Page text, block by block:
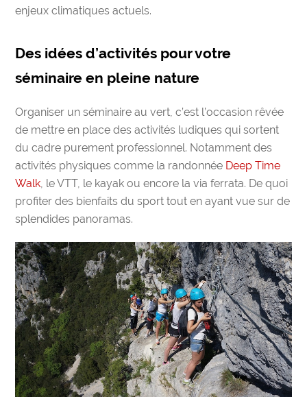
enjeux climatiques actuels.
Des idées d’activités pour votre
séminaire en pleine nature
Organiser un séminaire au vert , c’est l’occasion rêvée
de mettre en place des activités ludiques qui sortent
du cadre purement professionnel. Notamment des
activités physiques comme la randonnée Deep Time
Walk , le VTT, le kayak ou encore la via ferrata. De quoi
profiter des bienfaits du sport tout en ayant vue sur de
splendides panoramas.